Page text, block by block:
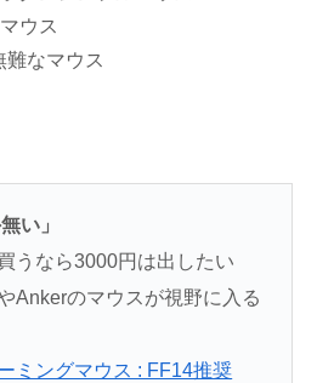
ウス
難なマウス
い」
うなら3000円は出したい
Ankerのマウスが視野に入る
ミングマウス : FF14推奨